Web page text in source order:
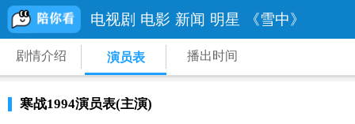
电视剧 电影 新闻 明星 《雪中》
剧情介绍 演员表 播出时间
寒战1994演员表(主演)